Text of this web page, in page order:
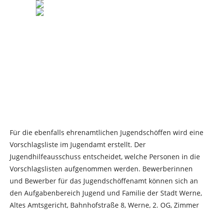
Für die ebenfalls ehrenamtlichen Jugendschöffen wird eine
Vorschlagsliste im Jugendamt erstellt. Der
Jugendhilfeausschuss entscheidet, welche Personen in die
Vorschlagslisten aufgenommen werden. Bewerberinnen
und Bewerber für das Jugendschöffenamt können sich an
den Aufgabenbereich Jugend und Familie der Stadt Werne,
Altes Amtsgericht, Bahnhofstraße 8, Werne, 2. OG, Zimmer